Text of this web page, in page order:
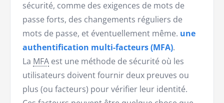
sécurité, comme des exigences de mots de
passe forts, des changements réguliers de
mots de passe, et éventuellement même. une
authentification multi-facteurs (MFA).
La MFA est une méthode de sécurité où les
utilisateurs doivent fournir deux preuves ou
plus (ou facteurs) pour vérifier leur identité.